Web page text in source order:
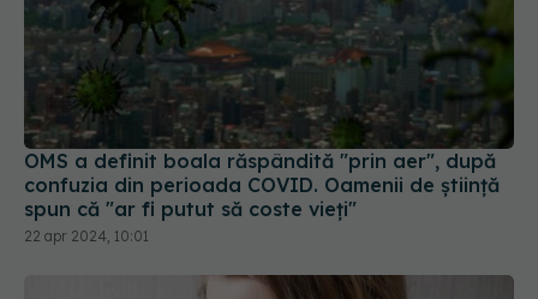
OMS a definit boala răspândită "prin aer", după
confuzia din perioada COVID. Oamenii de știință
spun că "ar fi putut să coste vieți"
22 apr 2024, 10:01